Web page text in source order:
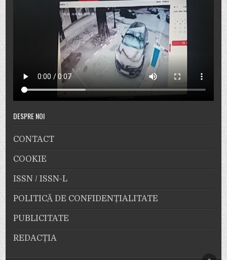
DESPRE NOI
CONTACT
COOKIE
ISSN / ISSN-L
POLITICĂ DE CONFIDENȚIALITATE
PUBLICITATE
REDACȚIA